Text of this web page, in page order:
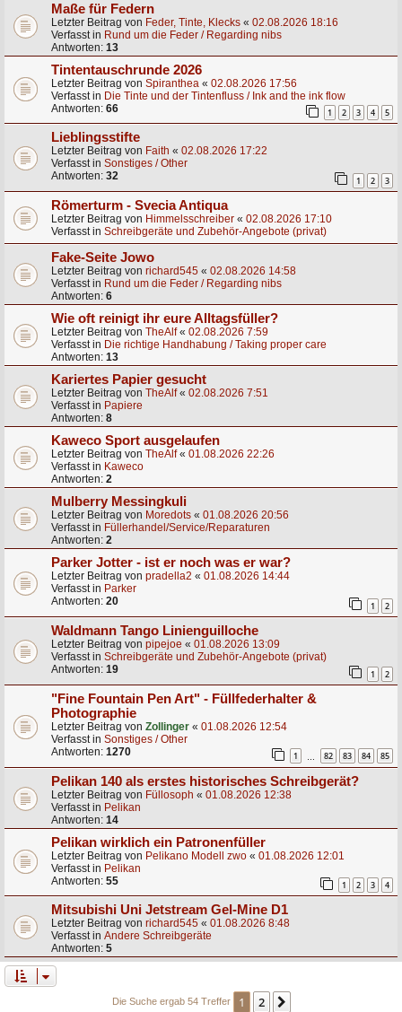
Maße für Federn
Letzter Beitrag von Feder, Tinte, Klecks « 02.08.2026 18:16
Verfasst in Rund um die Feder / Regarding nibs
Antworten: 13
Tintentauschrunde 2026
Letzter Beitrag von Spiranthea « 02.08.2026 17:56
Verfasst in Die Tinte und der Tintenfluss / Ink and the ink flow
Antworten: 66 1 2 3 4 5
Lieblingsstifte
Letzter Beitrag von Faith « 02.08.2026 17:22
Verfasst in Sonstiges / Other
Antworten: 32 1 2 3
Römerturm - Svecia Antiqua
Letzter Beitrag von Himmelsschreiber « 02.08.2026 17:10
Verfasst in Schreibgeräte und Zubehör-Angebote (privat)
Fake-Seite Jowo
Letzter Beitrag von richard545 « 02.08.2026 14:58
Verfasst in Rund um die Feder / Regarding nibs
Antworten: 6
Wie oft reinigt ihr eure Alltagsfüller?
Letzter Beitrag von TheAlf« 02.08.2026 7:59
Verfasst in Die richtige Handhabung / Taking proper care
Antworten: 13
Kariertes Papier gesucht
Letzter Beitrag von TheAlf« 02.08.2026 7:51
Verfasst in Papiere
Antworten: 8
Kaweco Sport ausgelaufen
Letzter Beitrag von TheAlf« 01.08.2026 22:26
Verfasst in Kaweco
Antworten: 2
Mulberry Messingkuli
Letzter Beitrag von Moredots « 01.08.2026 20:56
Verfasst in Füllerhandel/Service/Reparaturen
Antworten: 2
Parker Jotter - ist er noch was er war?
Letzter Beitrag von pradella2 « 01.08.2026 14:44
Verfasst in Parker
Antworten: 20 1 2
Waldmann Tango Linienguilloche
Letzter Beitrag von pipejoe « 01.08.2026 13:09
Verfasst in Schreibgeräte und Zubehör-Angebote (privat)
Antworten: 19 1 2
"Fine Fountain Pen Art" - Füllfederhalter &
Photographie
Letzter Beitrag von Zollinger « 01.08.2026 12:54
Verfasst in Sonstiges / Other
Antworten: 1270 1 82 83 84 85
Pelikan 140 als erstes historisches Schreibgerät?
Letzter Beitrag von Füllosoph « 01.08.2026 12:38
Verfasst in Pelikan
Antworten: 14
Pelikan wirklich ein Patronenfüller
Letzter Beitrag von Pelikano Modell zwo « 01.08.2026 12:01
Verfasst in Pelikan
Antworten: 55 1 2 3 4
Mitsubishi Uni Jetstream Gel-Mine D1
Letzter Beitrag von richard545 « 01.08.2026 8:48
Verfasst in Andere Schreibgeräte
Antworten: 5
Die Suche ergab 54 Treffer 1 2